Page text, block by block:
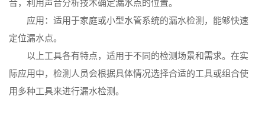
应用：适用于家庭或小型水管系统的漏水检测，能够快速
定位漏水点。
以上工具各有特点，适用于不同的检测场景和需求。在实
际应用中，检测人员会根据具体情况选择合适的工具或组合使
用多种工具来进行漏水检测。